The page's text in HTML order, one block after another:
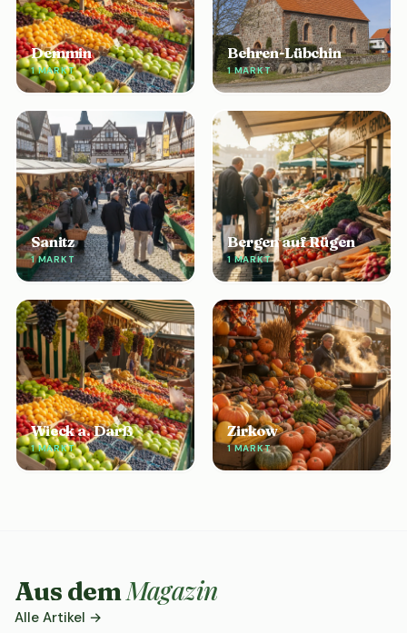
Demmin
1 MARKT
Behren-Lübchin
1 MARKT
Sanitz
1 MARKT
Bergen auf Rügen
1 MARKT
Wieck a. Darß
1 MARKT
Zirkow
1 MARKT
Aus demMagazin
Alle Artikel →